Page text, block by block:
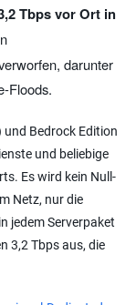
Tbps vor Ort in
darunter
Floods.
Bedrock Edition
und beliebige
Es wird kein Null-
Netz, nur die
jedem Serverpaket
3,2 Tbps aus, die